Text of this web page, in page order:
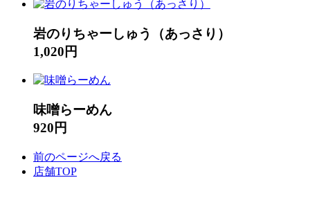
岩のりちゃーしゅう（あっさり）
1,020円
味噌らーめん
920円
前のページへ戻る
店舗TOP